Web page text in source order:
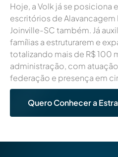
Hoje, a Volk já se posiciona
escritórios de Alavancagem
Joinville-SC também. Já
famílias a estruturarem e
totalizando mais de R$ 100
administração, com
federação e presença em
Quero Conhecer a